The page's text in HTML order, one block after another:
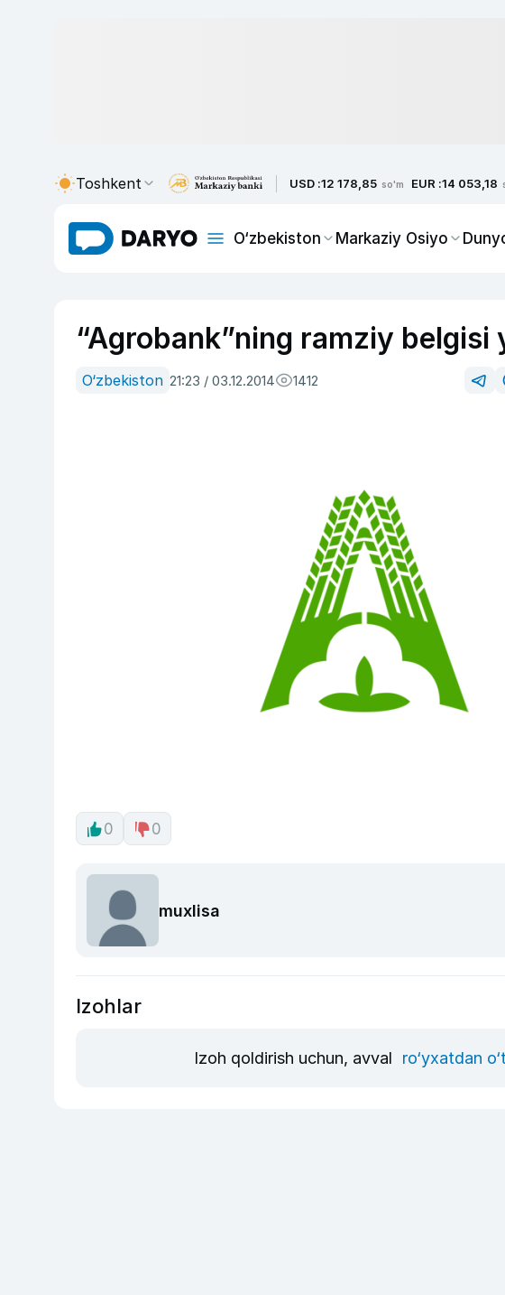
Toshkent USD :12 178,85 so'm EUR :14 053,18
O‘zbekiston Markaziy Osiyo
“Agrobank”ning ramziy belgisi
O‘zbekiston 21:23 / 03.12.2014 1412
0 0
muxlisa
Izohlar
Izoh qoldirish uchun, avval ro‘yxatdan